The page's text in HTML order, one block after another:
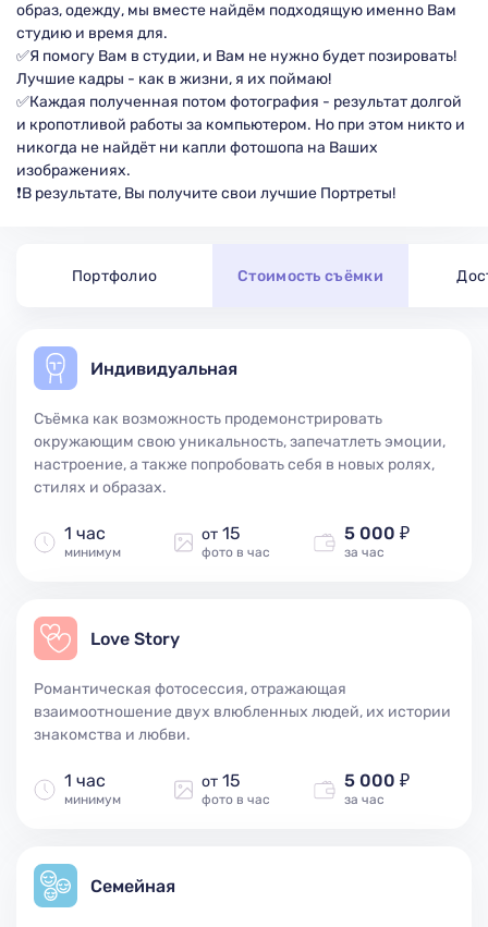
образ, одежду, мы вместе найдём подходящую именно Вам
студию и время для.
✅Я помогу Вам в студии, и Вам не нужно будет позировать!
Лучшие кадры - как в жизни, я их поймаю!
✅Каждая полученная потом фотография - результат долгой
и кропотливой работы за компьютером. Но при этом никто и
никогда не найдёт ни капли фотошопа на Ваших
изображениях.
❗В результате, Вы получите свои лучшие Портреты!
Портфолио Стоимость съёмки
Индивидуальная
Съёмка как возможность продемонстрировать
окружающим свою уникальность, запечатлеть эмоции,
настроение, а также попробовать себя в новых ролях,
стилях и образах.
1 час
минимум
от15
фото в час
5 000 ₽
за час
Love Story
Романтическая фотосессия, отражающая
взаимоотношение двух влюбленных людей, их истории
знакомства и любви.
1 час
минимум
от15
фото в час
5 000 ₽
за час
Семейная